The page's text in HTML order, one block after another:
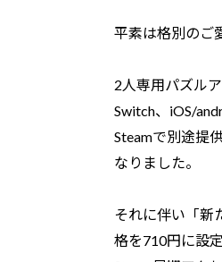
平素は格別のご
2人専用パズル
Switch、iOS/
Steamで別途提
なりました。
それに伴い「新
格を710円に設